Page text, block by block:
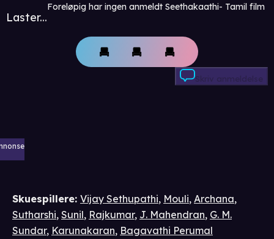
Laster...
Foreløpig har ingen anmeldt Seethakaathi- Tamil film
Skriv anmeldelse
Skuespillere: Vijay Sethupathi, Mouli, Archana,
Sutharshi, Sunil, Rajkumar, J. Mahendran, G. M.
Sundar, Karunakaran, Bagavathi Perumal